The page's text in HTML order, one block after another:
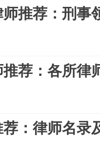
推荐：刑事
荐：各所律
：律师名录